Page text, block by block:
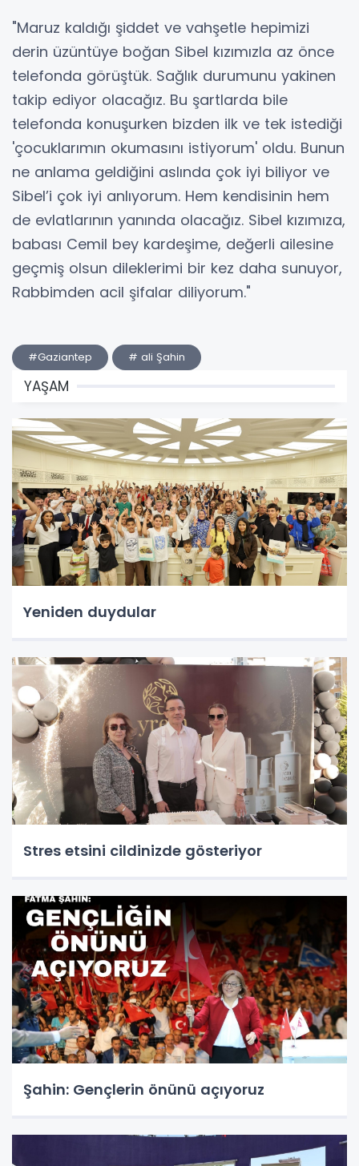
"Maruz kaldığı şiddet ve vahşetle hepimizi
derin üzüntüye boğan Sibel kızımızla az önce
telefonda görüştük. Sağlık durumunu yakinen
takip ediyor olacağız. Bu şartlarda bile
telefonda konuşurken bizden ilk ve tek istediği
'çocuklarımın okumasını istiyorum' oldu. Bunun
ne anlama geldiğini aslında çok iyi biliyor ve
Sibel’i çok iyi anlıyorum. Hem kendisinin hem
de evlatlarının yanında olacağız. Sibel kızımıza,
babası Cemil bey kardeşime, değerli ailesine
geçmiş olsun dileklerimi bir kez daha sunuyor,
Rabbimden acil şifalar diliyorum."
#Gaziantep # ali Şahin
YAŞAM
Yeniden duydular
Stres etsini cildinizde gösteriyor
Şahin: Gençlerin önünü açıyoruz